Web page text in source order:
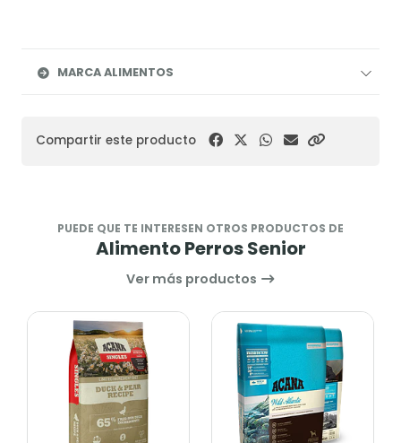
MARCA ALIMENTOS
Compartir este producto
PUEDE QUE TE INTERESEN OTROS PRODUCTOS DE
Alimento Perros Senior
Ver más productos